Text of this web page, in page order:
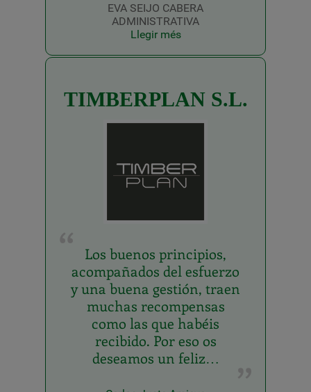
EVA SEIJO CABERA
ADMINISTRATIVA
Llegir més
TIMBERPLAN S.L.
Los buenos principios,
acompañados del esfuerzo
y una buena gestión, traen
muchas recompensas
como las que habéis
recibido. Por eso os
deseamos un feliz…